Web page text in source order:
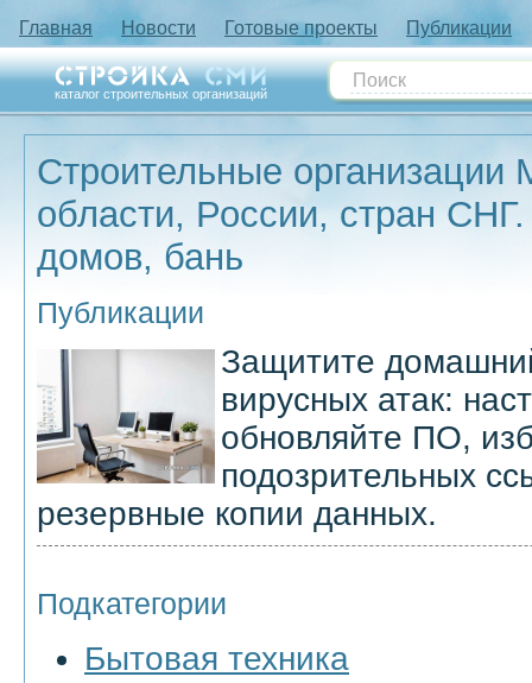
Главная Новости Готовые проекты Публикации
каталог строительных организаций
Строительные организации
области, России, стран
домов, бань
Публикации
Защитите
вирусных атак:
обновляйте ПО,
подозрительных
резервные копии данных.
Подкатегории
Бытовая техника